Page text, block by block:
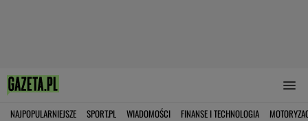
NAJPOPULARNIEJSZE SPORT.PL WIADOMOŚCI FINANSE I TECHNOLOGIA